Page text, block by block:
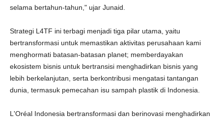
selama bertahun-tahun," ujar Junaid.
Strategi L4TF ini terbagi menjadi tiga pilar utama, yaitu
bertransformasi untuk memastikan aktivitas perusahaan kami
menghormati batasan-batasan planet; memberdayakan
ekosistem bisnis untuk bertransisi menghadirkan bisnis yang
lebih berkelanjutan, serta berkontribusi mengatasi tantangan
dunia, termasuk pemecahan isu sampah plastik di Indonesia.
L'Oréal Indonesia bertransformasi dan berinovasi menghadirkan